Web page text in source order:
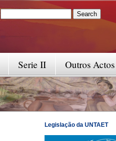
Search form
Outros Actos
Serie II
Legislação da UNTAET